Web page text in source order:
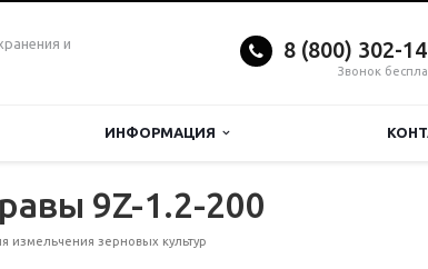
и
8 (800) 302-
Звонок
ИНФОРМАЦИЯ
9Z-1.2-200
измельчения зерновых культур